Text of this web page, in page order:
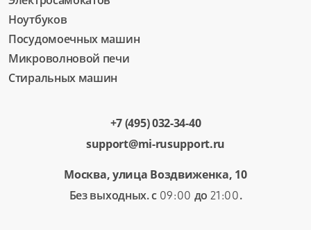
Ноутбуков
Посудомоечных машин
Микроволновой печи
Стиральных машин
+7 (495) 032-34-40
support@mi-rusupport.ru
Москва, улица Воздвиженка, 10
Без выходных. с 09:00 до 21:00.